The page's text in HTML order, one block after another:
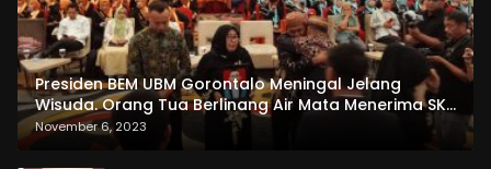
Presiden BEM UBM Gorontalo Meningal Jelang
Wisuda. Orang Tua Berlinang Air Mata Menerima SKL
dan Pemasangan Salempang
November 6, 2023